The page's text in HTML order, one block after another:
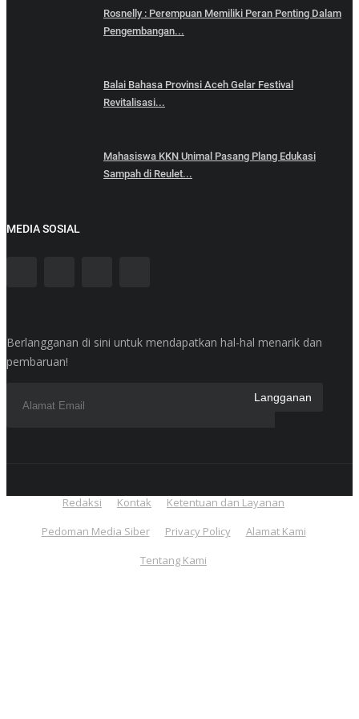
Rosnelly : Perempuan Memiliki Peran Penting Dalam
Pengembangan...
Balai Bahasa Provinsi Aceh Gelar Festival
Revitalisasi...
Mahasiswa KKN Unimal Pasang Plang Edukasi
Sampah di Reulet...
MEDIA SOSIAL
Berlangganan di sini untuk mendapatkan hal-hal menarik dan
pembaruan!
Redaksi Kontak
Ketentuan dan Layanan
Pedoman Media Siber
Privacy Policy
Alamat Kami
Tentang Kami